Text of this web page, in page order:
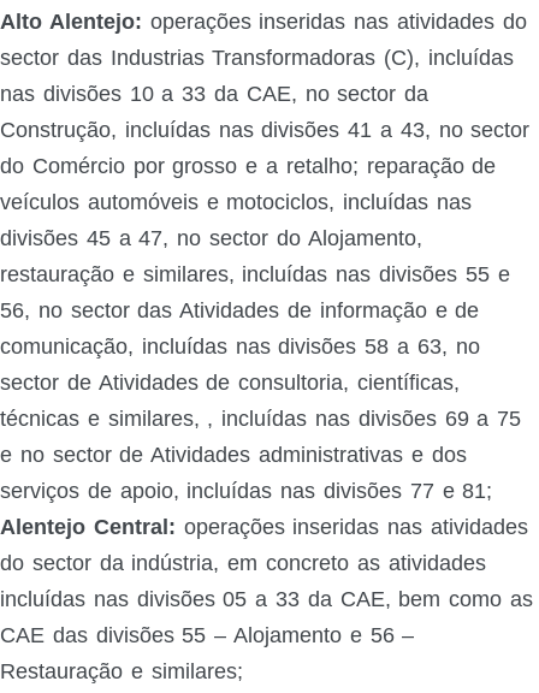
Alto Alentejo: operações inseridas nas atividades do
sector das Industrias Transformadoras (C), incluídas
nas divisões 10 a 33 da CAE, no sector da
Construção, incluídas nas divisões 41 a 43, no sector
do Comércio por grosso e a retalho; reparação de
veículos automóveis e motociclos, incluídas nas
divisões 45 a 47, no sector do Alojamento,
restauração e similares, incluídas nas divisões 55 e
56, no sector das Atividades de informação e de
comunicação, incluídas nas divisões 58 a 63, no
sector de Atividades de consultoria, científicas,
técnicas e similares, , incluídas nas divisões 69 a 75
e no sector de Atividades administrativas e dos
serviços de apoio, incluídas nas divisões 77 e 81;
Alentejo Central: operações inseridas nas atividades
do sector da indústria, em concreto as atividades
incluídas nas divisões 05 a 33 da CAE, bem como as
CAE das divisões 55 – Alojamento e 56 –
Restauração e similares;